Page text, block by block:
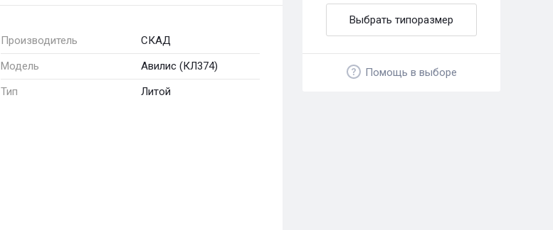
Производитель
СКАД
Модель
Авилис (КЛ374)
Тип
Литой
Выбрать типоразмер
Помощь в выборе